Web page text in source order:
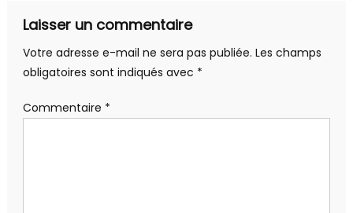
Laisser un commentaire
Votre adresse e-mail ne sera pas publiée. Les champs
obligatoires sont indiqués avec *
Commentaire *